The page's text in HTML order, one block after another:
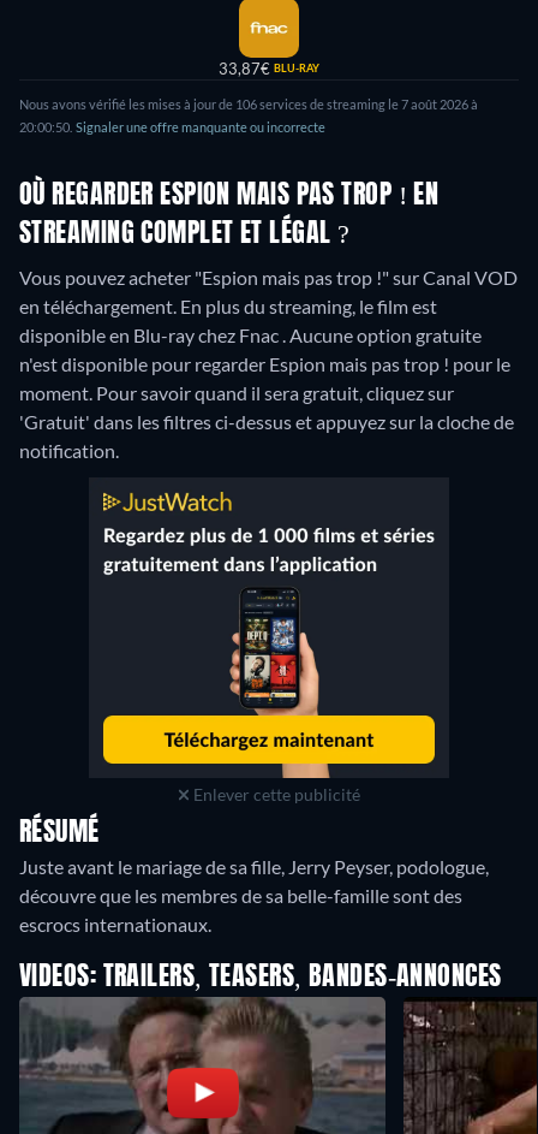
33,87€ BLU-RAY
Nous avons vérifié les mises à jour de 106 services de streaming le 7 août 2026 à
20:00:50. Signaler une offre manquante ou incorrecte
OÙ REGARDER ESPION MAIS PAS TROP ! EN
STREAMING COMPLET ET LÉGAL ?
Vous pouvez acheter "Espion mais pas trop !" sur Canal VOD
en téléchargement. En plus du streaming, le film est
disponible en Blu-ray chez Fnac .Aucune option gratuite
n'est disponible pour regarder Espion mais pas trop ! pour le
moment. Pour savoir quand il sera gratuit, cliquez sur
'Gratuit' dans les filtres ci-dessus et appuyez sur la cloche de
notification.
Enlever cette publicité
RÉSUMÉ
Juste avant le mariage de sa fille, Jerry Peyser, podologue,
découvre que les membres de sa belle-famille sont des
escrocs internationaux.
VIDEOS: TRAILERS, TEASERS, BANDES-ANNONCES